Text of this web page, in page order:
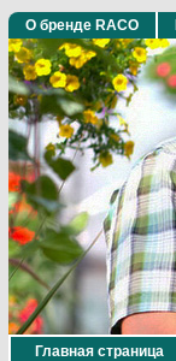
О бренде RACO
Главная страница